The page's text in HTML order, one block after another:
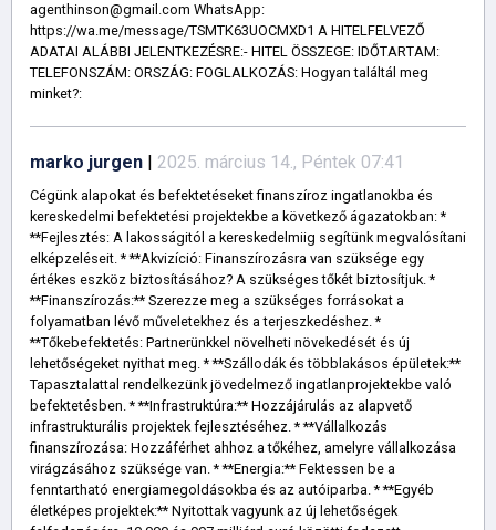
agenthinson@gmail.com WhatsApp:
https://wa.me/message/TSMTK63UOCMXD1 A HITELFELVEZŐ
ADATAI ALÁBBI JELENTKEZÉSRE:- HITEL ÖSSZEGE: IDŐTARTAM:
TELEFONSZÁM: ORSZÁG: FOGLALKOZÁS: Hogyan találtál meg
minket?:
marko jurgen | 2025. március 14., Péntek 07:41
Cégünk alapokat és befektetéseket finanszíroz ingatlanokba és
kereskedelmi befektetési projektekbe a következő ágazatokban: *
**Fejlesztés: A lakosságitól a kereskedelmiig segítünk megvalósítani
elképzeléseit. * **Akvizíció: Finanszírozásra van szüksége egy
értékes eszköz biztosításához? A szükséges tőkét biztosítjuk. *
**Finanszírozás:** Szerezze meg a szükséges forrásokat a
folyamatban lévő műveletekhez és a terjeszkedéshez. *
**Tőkebefektetés: Partnerünkkel növelheti növekedését és új
lehetőségeket nyithat meg. * **Szállodák és többlakásos épületek:**
Tapasztalattal rendelkezünk jövedelmező ingatlanprojektekbe való
befektetésben. * **Infrastruktúra:** Hozzájárulás az alapvető
infrastrukturális projektek fejlesztéséhez. * **Vállalkozás
finanszírozása: Hozzáférhet ahhoz a tőkéhez, amelyre vállalkozása
virágzásához szüksége van. * **Energia:** Fektessen be a
fenntartható energiamegoldásokba és az autóiparba. * **Egyéb
életképes projektek:** Nyitottak vagyunk az új lehetőségek